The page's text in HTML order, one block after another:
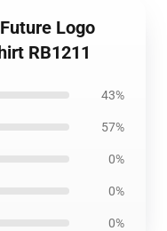
Logo
RB1211
43%
57%
0%
0%
0%